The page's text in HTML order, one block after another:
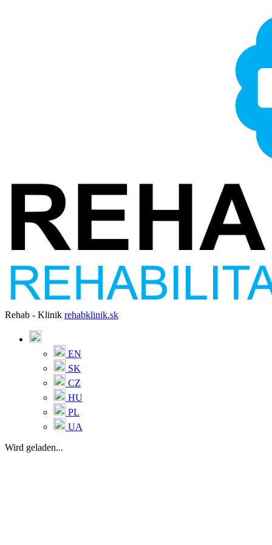
Rehab - Klinik rehabklinik.sk
EN
SK
CZ
HU
PL
UA
Wird geladen...